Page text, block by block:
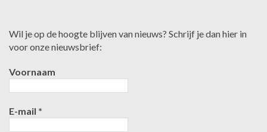
Wil je op de hoogte blijven van nieuws? Schrijf je dan hier in
voor onze nieuwsbrief:
Voornaam
E-mail *